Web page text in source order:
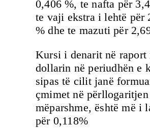
0,406 %, te nafta për
te vaji ekstra i lehtë për
% dhe te mazuti për
Kursi i denarit në raport
dollarin në periudhën e
sipas të cilit janë
çmimet në përllogaritjen
mëparshme, është më i
për 0,118%